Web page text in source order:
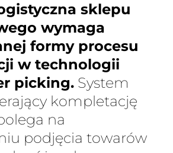
sklepu
wymaga
formy procesu
w technologii
picking. System
kompletację
na
podjęcia towarów